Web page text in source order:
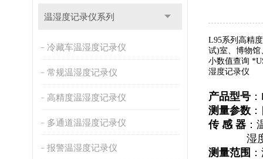
温湿度记录仪系列
冷藏车温湿度记录仪
常规温湿度记录仪
高精度温湿度记录仪
多通道温湿度记录仪
报警温湿度记录仪
L95系列高精
试)室、博物
小数值查询
湿度记录仪
产品型号
测量参数
传 感 器 ：
湿度：
测量范围